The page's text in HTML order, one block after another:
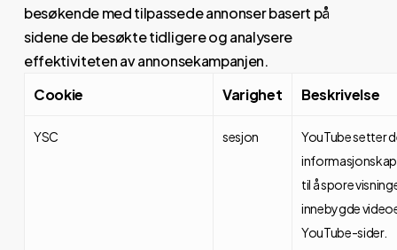
besøkende med tilpassede annonser basert på
sidene de besøkte tidligere og analysere
effektiviteten av annonsekampanjen.
Cookie
Varighet Beskrivelse
YSC sesjon
YouTube setter
til å spore
innebygde
YouTube-sider.